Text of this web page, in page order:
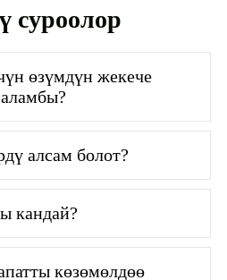
суроолор
өзүмдүн жекече
алсам болот?
кандай?
көзөмөлдөө